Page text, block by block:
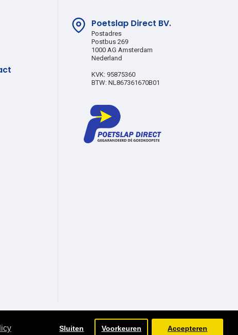
Sluiten Voorkeuren Accepteren
Poetslap Direct BV.
Postadres
Postbus 269
1000 AG Amsterdam
Nederland
KVK: 95875360
BTW: NL867361670B01